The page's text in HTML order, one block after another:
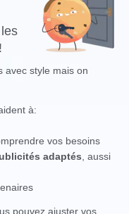
avec style mais on
à:
vos besoins
adaptés , aussi
pouvez ajuster vos